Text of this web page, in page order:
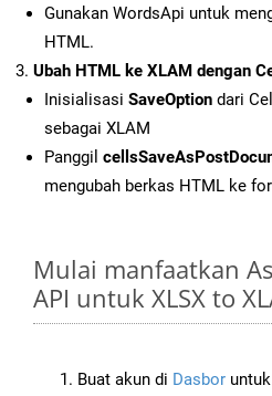
Gunakan WordsApi untuk
HTML.
Ubah HTML ke XLAM dengan
Inisialisasi SaveOption dari
sebagai XLAM
Panggil
mengubah berkas HTML ke
Mulai manfaatkan
API untuk XLSX to
Buat akun di Dasbor